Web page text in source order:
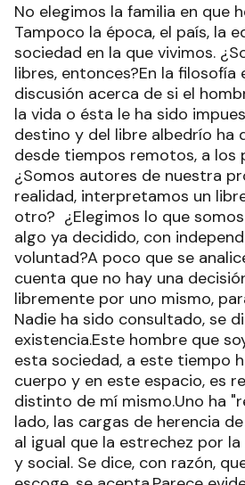
No elegimos la familia en que
Tampoco la época, el país, la
sociedad en la que vivimos.
libres, entonces?En la filosofía
discusión acerca de si el
la vida o ésta le ha sido
destino y del libre albedrío ha
desde tiempos remotos, a los
¿Somos autores de nuestra
realidad, interpretamos un
otro? ¿Elegimos lo que
algo ya decidido, con
voluntad?A poco que se
cuenta que no hay una
libremente por uno mismo,
Nadie ha sido consultado, se
existencia.Este hombre que
esta sociedad, a este tiempo
cuerpo y en este espacio, es
distinto de mí mismo.Uno ha
lado, las cargas de herencia
al igual que la estrechez por
y social. Se dice, con razón,